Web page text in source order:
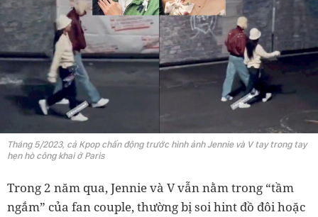
Tháng 5/2023, cả Kpop chấn động trước hình ảnh Jennie và V tay trong tay
hẹn hò công khai ở Paris
Trong 2 năm qua, Jennie và V vẫn nằm trong “tầm
ngắm” của fan couple, thường bị soi hint đồ đôi hoặc